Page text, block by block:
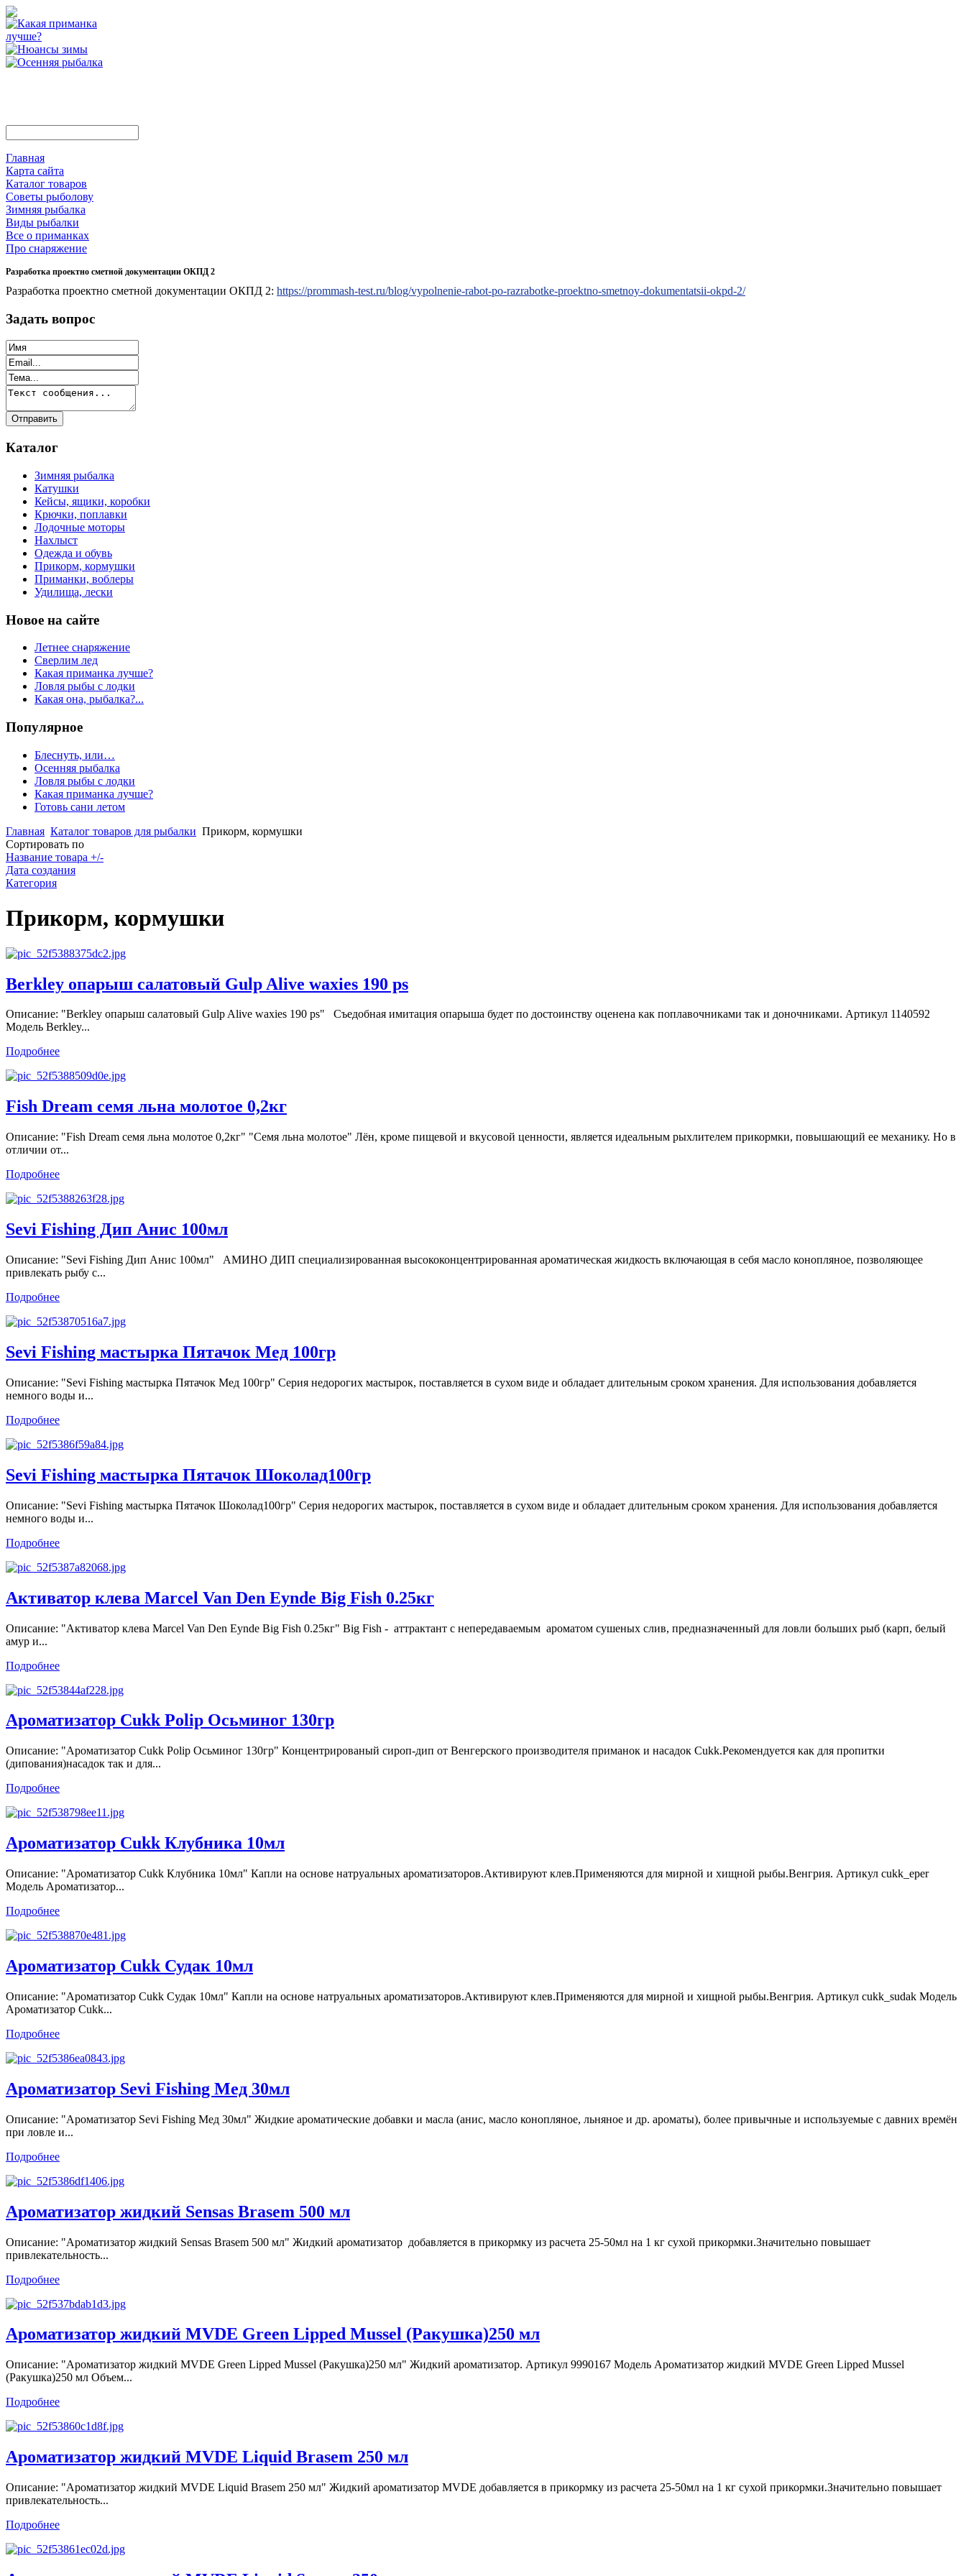
Главная
Карта сайта
Каталог товаров
Советы рыболову
Зимняя рыбалка
Виды рыбалки
Все о приманках
Про снаряжение
Разработка проектно сметной документации ОКПД 2
Разработка проектно сметной документации ОКПД 2: https://prommash-test.ru/blog/vypolnenie-rabot-po-razrabotke-proektno-smetnoy-dokumentatsii-okpd-2/
Задать вопрос
Каталог
Зимняя рыбалка
Катушки
Кейсы, ящики, коробки
Крючки, поплавки
Лодочные моторы
Нахлыст
Одежда и обувь
Прикорм, кормушки
Приманки, воблеры
Удилища, лески
Новое на сайте
Летнее снаряжение
Сверлим лед
Какая приманка лучше?
Ловля рыбы с лодки
Какая она, рыбалка?...
Популярное
Блеснуть, или…
Осенняя рыбалка
Ловля рыбы с лодки
Какая приманка лучше?
Готовь сани летом
Главная Каталог товаров для рыбалки Прикорм, кормушки
Сортировать по
Название товара +/-
Дата создания
Категория
Прикорм, кормушки
Berkley опарыш салатовый Gulp Alive waxies 190 ps
Описание: "Berkley опарыш салатовый Gulp Alive waxies 190 ps" Съедобная имитация опарыша будет по достоинству оценена как поплавочниками так и доночниками. Артикул 1140592
Модель Berkley...
Подробнее
Fish Dream cемя льна молотое 0,2кг
Описание: "Fish Dream cемя льна молотое 0,2кг" "Семя льна молотое" Лён, кроме пищевой и вкусовой ценности, является идеальным рыхлителем прикормки, повышающий ее механику. Но в
отличии от...
Подробнее
Sevi Fishing Дип Анис 100мл
Описание: "Sevi Fishing Дип Анис 100мл" АМИНО ДИП специализированная высококонцентрированная ароматическая жидкость включающая в себя масло конопляное, позволяющее
привлекать рыбу с...
Подробнее
Sevi Fishing мастырка Пятачок Мед 100гр
Описание: "Sevi Fishing мастырка Пятачок Мед 100гр" Серия недорогих мастырок, поставляется в сухом виде и обладает длительным сроком хранения. Для использования добавляется
немного воды и...
Подробнее
Sevi Fishing мастырка Пятачок Шоколад100гр
Описание: "Sevi Fishing мастырка Пятачок Шоколад100гр" Серия недорогих мастырок, поставляется в сухом виде и обладает длительным сроком хранения. Для использования добавляется
немного воды и...
Подробнее
Активатор клева Marcel Van Den Eynde Big Fish 0.25кг
Описание: "Активатор клева Marcel Van Den Eynde Big Fish 0.25кг" Big Fish - аттрактант с непередаваемым ароматом сушеных слив, предназначенный для ловли больших рыб (карп, белый
амур и...
Подробнее
Ароматизатор Cukk Polip Осьминог 130гр
Описание: "Ароматизатор Cukk Polip Осьминог 130гр" Концентрированый сироп-дип от Венгерского производителя приманок и насадок Cukk.Рекомендуется как для пропитки
(дипования)насадок так и для...
Подробнее
Ароматизатор Cukk Клубника 10мл
Описание: "Ароматизатор Cukk Клубника 10мл" Капли на основе натруальных ароматизаторов.Активируют клев.Применяются для мирной и хищной рыбы.Венгрия. Артикул cukk_eper
Модель Ароматизатор...
Подробнее
Ароматизатор Cukk Судак 10мл
Описание: "Ароматизатор Cukk Судак 10мл" Капли на основе натруальных ароматизаторов.Активируют клев.Применяются для мирной и хищной рыбы.Венгрия. Артикул cukk_sudak Модель
Ароматизатор Cukk...
Подробнее
Ароматизатор Sevi Fishing Мед 30мл
Описание: "Ароматизатор Sevi Fishing Мед 30мл" Жидкие ароматические добавки и масла (анис, масло конопляное, льняное и др. ароматы), более привычные и используемые с давних времён
при ловле и...
Подробнее
Ароматизатор жидкий Sensas Brasem 500 мл
Описание: "Ароматизатор жидкий Sensas Brasem 500 мл" Жидкий ароматизатор добавляется в прикормку из расчета 25-50мл на 1 кг сухой прикормки.Значительно повышает
привлекательность...
Подробнее
Ароматизатор жидкий MVDE Green Lipped Mussel (Ракушка)250 мл
Описание: "Ароматизатор жидкий MVDE Green Lipped Mussel (Ракушка)250 мл" Жидкий ароматизатор. Артикул 9990167 Модель Ароматизатор жидкий MVDE Green Lipped Mussel
(Ракушка)250 мл Объем...
Подробнее
Ароматизатор жидкий MVDE Liquid Brasem 250 мл
Описание: "Ароматизатор жидкий MVDE Liquid Brasem 250 мл" Жидкий ароматизатор MVDE добавляется в прикормку из расчета 25-50мл на 1 кг сухой прикормки.Значительно повышает
привлекательность...
Подробнее